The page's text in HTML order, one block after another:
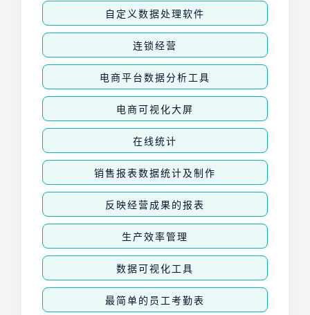
自定义数据处理软件
连锁经营
电商平台数据分析工具
电商可视化大屏
在线统计
销售报表数据统计及制作
反映经营成果的报表
生产效率管理
数据可视化工具
最简单的员工考勤表